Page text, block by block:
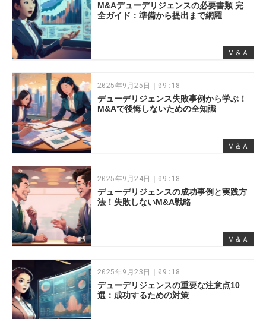
Ｍ＆Ａ
M&Aデューデリジェンスの必要書類 完
全ガイド：準備から提出まで網羅
Ｍ＆Ａ
2025年9月25日｜09:18
デューデリジェンス失敗事例から学ぶ！
M&Aで後悔しないための全知識
Ｍ＆Ａ
2025年9月24日｜09:18
デューデリジェンスの成功事例と実践方
法！失敗しないM&A戦略
2025年9月23日｜09:18
デューデリジェンスの重要な注意点10
選：成功するための対策